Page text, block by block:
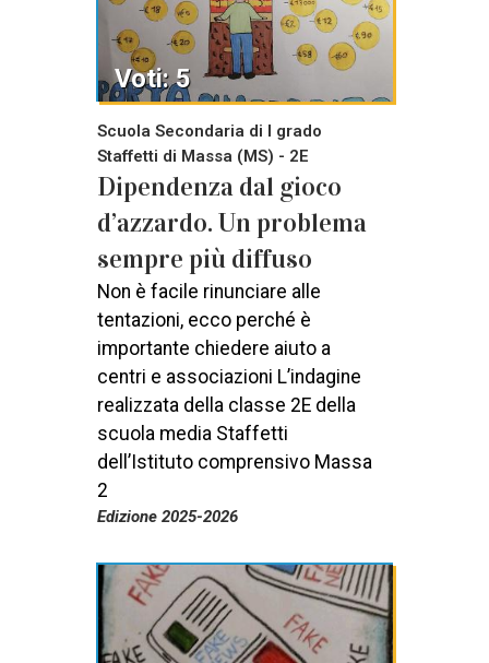
Scuola Secondaria di I grado
Staffetti di Massa (MS) - 2E
Dipendenza dal gioco
d’azzardo. Un problema
sempre più diffuso
Non è facile rinunciare alle
tentazioni, ecco perché è
importante chiedere aiuto a
centri e associazioni L’indagine
realizzata della classe 2E della
scuola media Staffetti
dell’Istituto comprensivo Massa
2
Edizione 2025-2026
Voti: 5